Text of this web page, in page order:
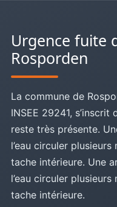
Urgence fuite
Rosporden
La commune de
INSEE 29241, s’inscrit
reste très présente.
l’eau circuler
tache intérieure. Une
l’eau circuler
tache intérieure.